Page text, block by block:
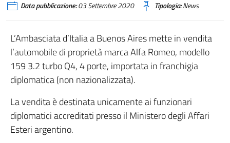
Data pubblicazione:03 Settembre 2020 Tipologia:News
L’Ambasciata d’Italia a Buenos Aires mette in vendita
l’automobile di proprietà marca Alfa Romeo, modello
159 3.2 turbo Q4, 4 porte, importata in franchigia
diplomatica (non nazionalizzata).
La vendita è destinata unicamente ai funzionari
diplomatici accreditati presso il Ministero degli Affari
Esteri argentino.